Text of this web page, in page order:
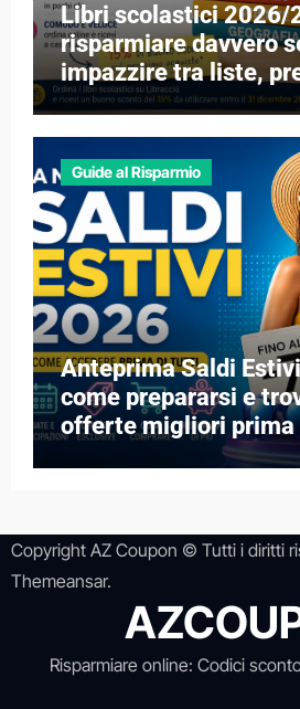
Libri scolastici 2026/
risparmiare davvero
impazzire tra liste,
libri esauriti
Guide al Risparmio
Anteprima Saldi
come prepararsi e
offerte migliori
Copyright AZ Coupon © Tutti i diritti
Themeansar.
Risparmiare online: Codici